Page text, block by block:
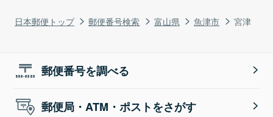
日本郵便トップ 郵便番号検索 富山県 魚津市 宮津
郵便番号を調べる
郵便局・ATM・ポストをさがす